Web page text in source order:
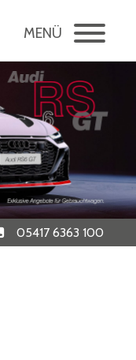
MENÜ
05417 6363 100